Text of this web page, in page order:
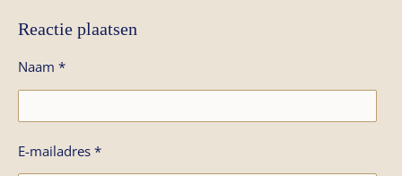
Reactie plaatsen
Naam *
E-mailadres *